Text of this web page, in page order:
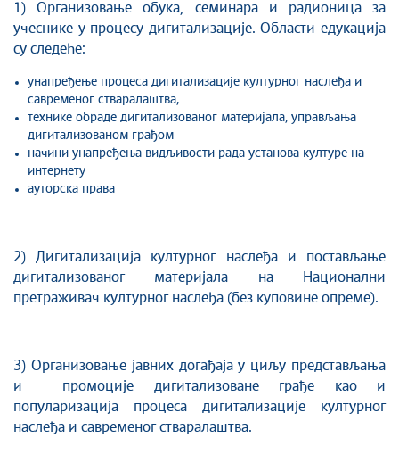
1) Организовање обука, семинара и радионица за
учеснике у процесу дигитализације. Области едукација
су следеће:
унапређење процеса дигитализације културног наслеђа и
савременог стваралаштва,
технике обраде дигитализованог материјала, управљања
дигитализованом грађом
начини унапређења видљивости рада установа културе на
интернету
ауторска права
2) Дигитализација културног наслеђа и постављање
дигитализованог материјала на Национални
претраживач културног наслеђа (без куповине опреме).
3) Организовање јавних догађаја у циљу представљања
и промоције дигитализоване грађе као и
популаризација процеса дигитализације културног
наслеђа и савременог стваралаштва.